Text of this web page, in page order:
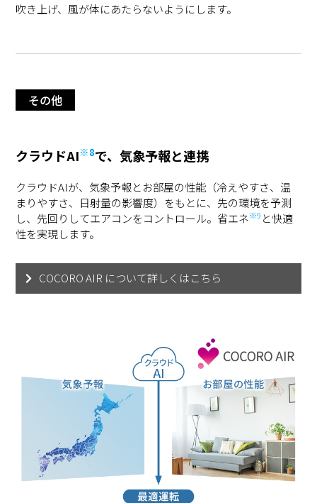
吹き上げ、風が体にあたらないようにします。
その他
クラウドAI※8で、気象予報と連携
クラウドAIが、気象予報とお部屋の性能（冷えやすさ、温
まりやすさ、日射量の影響度）をもとに、先の環境を予測
し、先回りしてエアコンをコントロール。省エネ※9 と快適
性を実現します。
COCORO AIR について詳しくはこちら